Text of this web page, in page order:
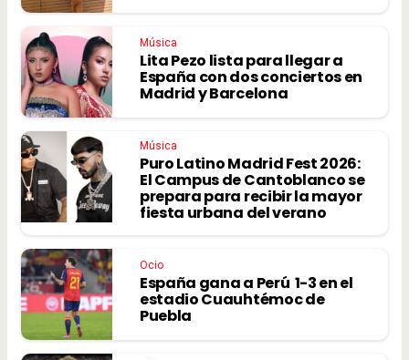
Música
Lita Pezo lista para llegar a
España con dos conciertos en
Madrid y Barcelona
Música
Puro Latino Madrid Fest 2026:
El Campus de Cantoblanco se
prepara para recibir la mayor
fiesta urbana del verano
Ocio
España gana a Perú 1-3 en el
estadio Cuauhtémoc de
Puebla